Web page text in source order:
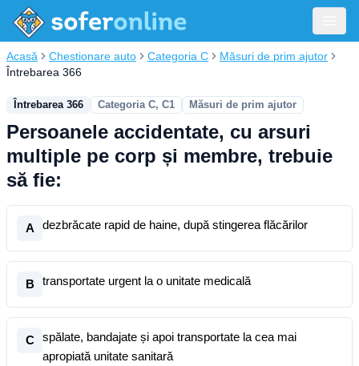
Acasă Chestionare auto Categoria C
Măsuri de prim ajutor
Întrebarea 366
Întrebarea 366 Categoria C, C1 Măsuri de prim ajutor
Persoanele accidentate, cu arsuri
multiple pe corp și membre, trebuie
să fie:
A dezbrăcate rapid de haine, după stingerea flăcărilor
B transportate urgent la o unitate medicală
C
spălate, bandajate și apoi transportate la cea mai
apropiată unitate sanitară